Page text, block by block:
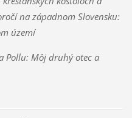
na západnom Slovensku:
území
Pollu: Môj druhý otec a